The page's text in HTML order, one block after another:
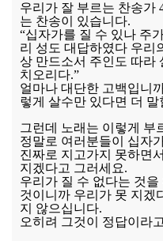
우리가 잘 부르는 찬송가
는 찬송이 있습니다.
“십자가를 질 수 있나 주
리 성도 대답하였다 우리
상 만드소서 주인도 따라
치오리다.”
얼마나 대단한 고백입니
렇게 살수만 있다면 더
그런데 노래는 이렇게 부
정말로 여러분들이 십자
진짜로 지고가지 못하면
지겠다고 그러세요.
우리가 질 수 없다는 것
것이니까 우리가 못 지겠
지 않으십니다.
오히려 그것이 정답이라